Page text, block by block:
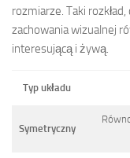
rozmiarze. Taki
zachowania wizualnej
interesującą i żywą.
Typ układu
Symetryczny